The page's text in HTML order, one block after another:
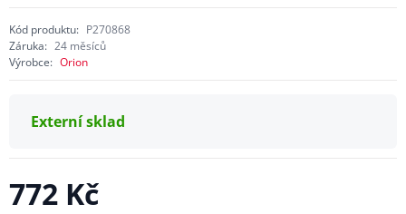
Kód produktu: P270868
Záruka: 24 měsíců
Výrobce: Orion
Externí sklad
772 Kč